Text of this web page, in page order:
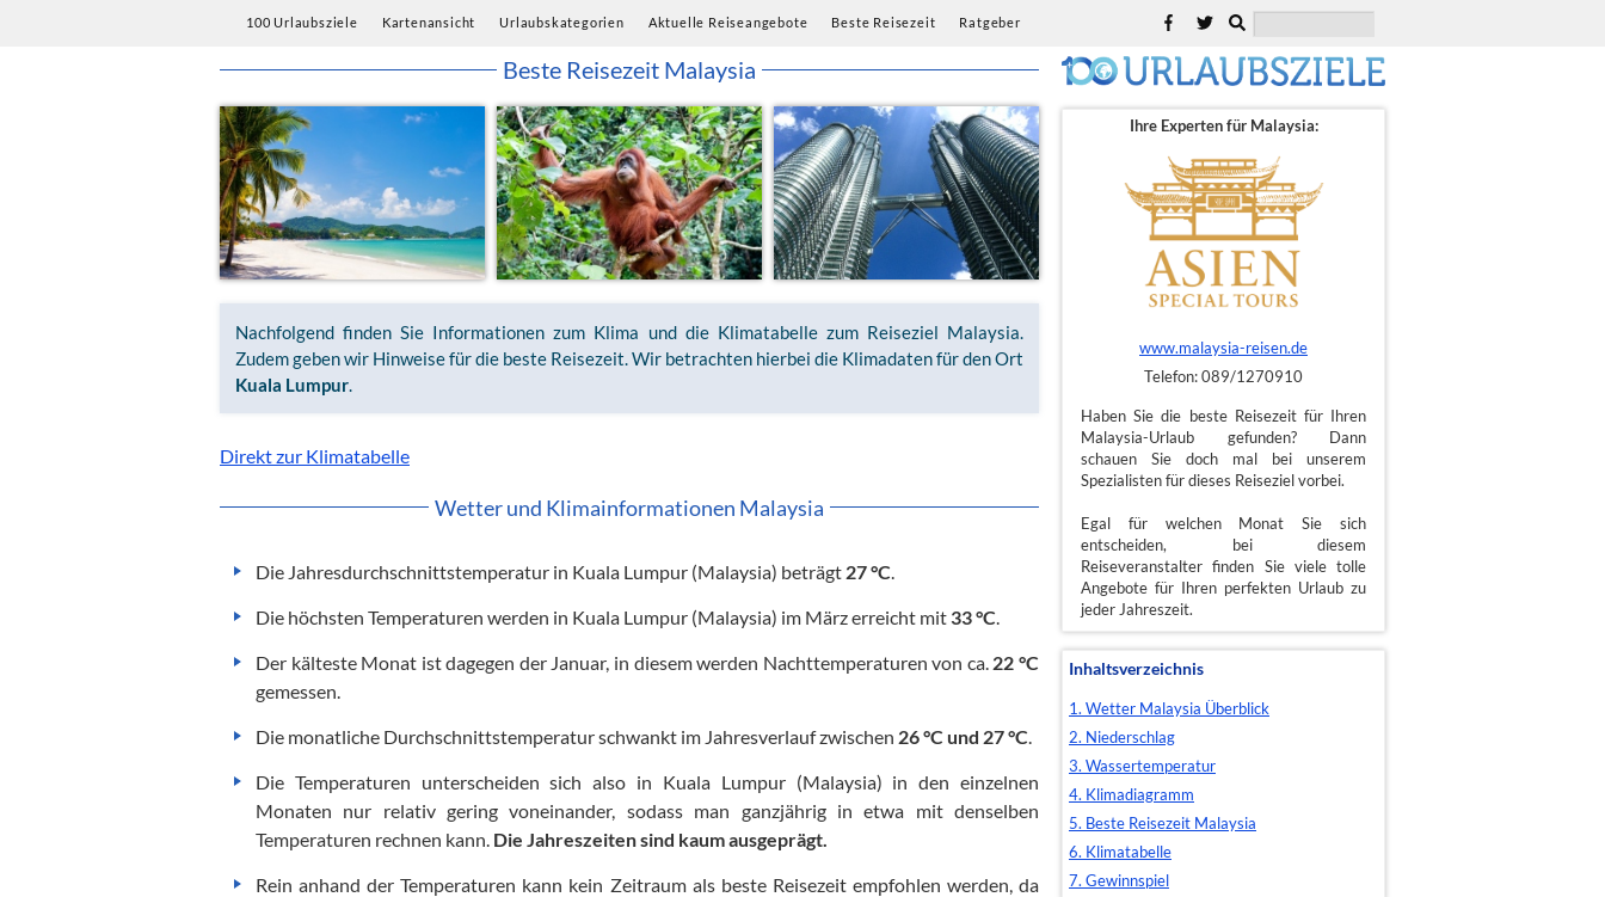
100 Urlaubsziele Kartenansicht Urlaubskategorien Aktuelle Reiseangebote Beste Reisezeit Ratgeber
Beste Reisezeit Malaysia
Nachfolgend finden Sie Informationen zum Klima und die Klimatabelle zum Reiseziel Malaysia.
Zudem geben wir Hinweise für die beste Reisezeit. Wir betrachten hierbei die Klimadaten für den Ort
Kuala Lumpur.
Direkt zur Klimatabelle
Wetter und Klimainformationen Malaysia
Die Jahresdurchschnittstemperatur in Kuala Lumpur (Malaysia) beträgt 27 °C.
Die höchsten Temperaturen werden in Kuala Lumpur (Malaysia) im März erreicht mit 33 °C.
Der kälteste Monat ist dagegen der Januar, in diesem werden Nachttemperaturen von ca. 22 °C
gemessen.
Die monatliche Durchschnittstemperatur schwankt im Jahresverlauf zwischen 26 °C und 27 °C.
Die Temperaturen unterscheiden sich also in Kuala Lumpur (Malaysia) in den einzelnen
Monaten nur relativ gering voneinander, sodass man ganzjährig in etwa mit denselben
Temperaturen rechnen kann. Die Jahreszeiten sind kaum ausgeprägt.
Rein anhand der Temperaturen kann kein Zeitraum als beste Reisezeit empfohlen werden, da
Ihre Experten für Malaysia:
www.malaysia-reisen.de
Telefon: 089/1270910
Haben Sie die beste Reisezeit für Ihren
Malaysia-Urlaub gefunden? Dann
schauen Sie doch mal bei unserem
Spezialisten für dieses Reiseziel vorbei.
Egal für welchen Monat Sie sich
entscheiden, bei diesem
Reiseveranstalter finden Sie viele tolle
Angebote für Ihren perfekten Urlaub zu
jeder Jahreszeit.
Inhaltsverzeichnis
1. Wetter Malaysia Überblick
2. Niederschlag
3. Wassertemperatur
4. Klimadiagramm
5. Beste Reisezeit Malaysia
6. Klimatabelle
7. Gewinnspiel